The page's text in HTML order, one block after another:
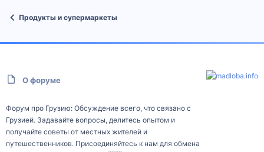
Продукты и супермаркеты
О форуме
Форум про Грузию: Обсуждение всего, что связано с
Грузией. Задавайте вопросы, делитесь опытом и
получайте советы от местных жителей и
путешественников. Присоединяйтесь к нам для обмена